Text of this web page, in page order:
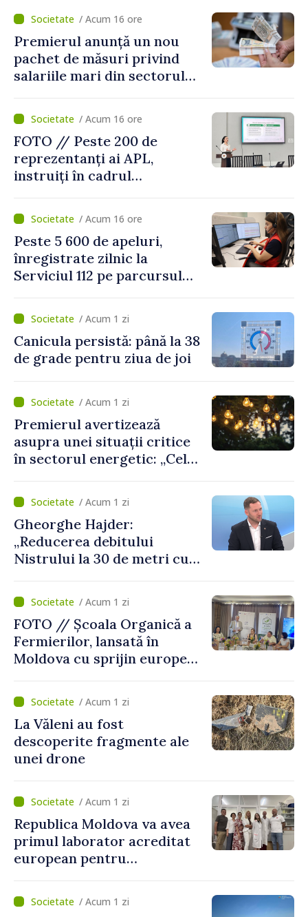
revenirea în țară
/ Acum 16 ore
Premierul anunță un nou
pachet de măsuri privind
salariile mari din sectorul
/ Acum 16 ore
FOTO // Peste 200 de
reprezentanți ai APL,
instruiți în cadrul
Mediu privind aplicarea a
două regulamente din
domeniu
/ Acum 16 ore
Peste 5 600 de apeluri,
înregistrate zilnic la
Serviciul 112 pe parcursul
cetățeni au solicitat
ambulanța/ Acum 1 zi
Canicula persistă: până la 38
de grade pentru ziua de joi
/ Acum 1 zi
Premierul avertizează
asupra unei situații critice
în sectorul energetic: „Cel
putea cumpăra nici curent
de avarie”/ Acum 1 zi
Gheorghe Hajder:
„Reducerea debitului
Nistrului la 30 de metri cubi
„catastrofă naturală”
/ Acum 1 zi
FOTO // Școala Organică a
Fermierilor, lansată în
Moldova cu sprijin european
agriculturii durabile
/ Acum 1 zi
La Văleni au fost
descoperite fragmente ale
unei drone
/ Acum 1 zi
Republica Moldova va avea
primul laborator acreditat
european pentru
viței-de-vie
/ Acum 1 zi